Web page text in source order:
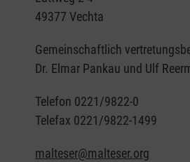
49377 Vechta
Gemeinschaftlich
Dr. Elmar Pankau und Ulf
Telefon 0221/9822-0
Telefax 0221/9822-1499
malteser@malteser.org